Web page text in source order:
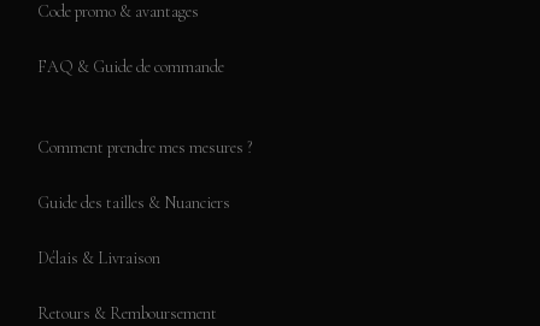
Code promo & avantages
FAQ & Guide de commande
Comment prendre mes mesures ?
Guide des tailles & Nuanciers
Délais & Livraison
Retours & Remboursement